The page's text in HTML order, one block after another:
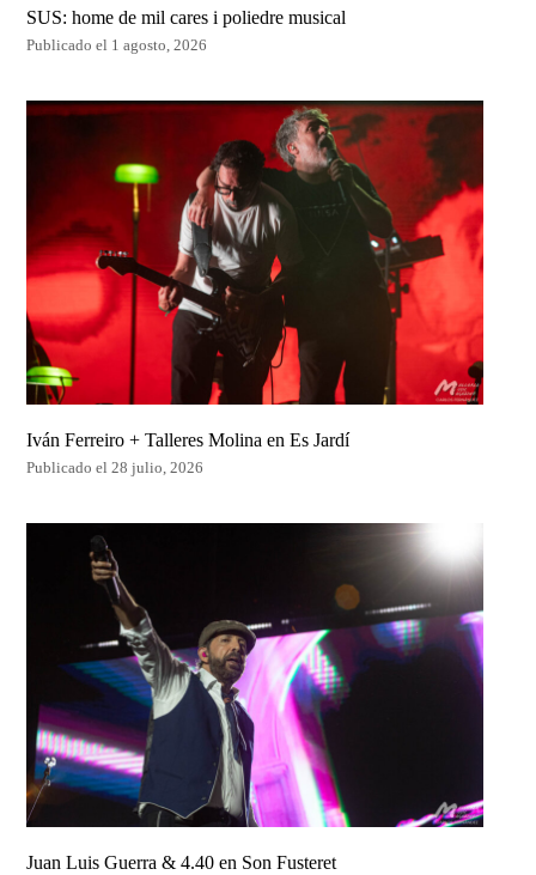
SUS: home de mil cares i poliedre musical
Publicado el 1 agosto, 2026
Iván Ferreiro + Talleres Molina en Es Jardí
Publicado el 28 julio, 2026
Juan Luis Guerra & 4.40 en Son Fusteret